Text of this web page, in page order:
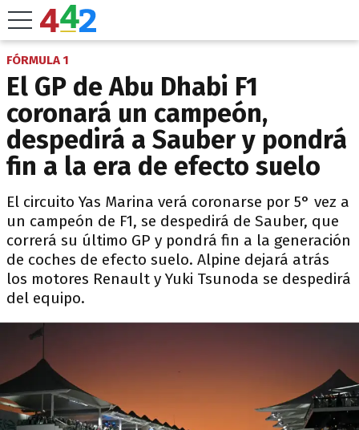
FÓRMULA 1
El GP de Abu Dhabi F1
coronará un campeón,
despedirá a Sauber y pondrá
fin a la era de efecto suelo
El circuito Yas Marina verá coronarse por 5° vez a
un campeón de F1, se despedirá de Sauber, que
correrá su último GP y pondrá fin a la generación
de coches de efecto suelo. Alpine dejará atrás
los motores Renault y Yuki Tsunoda se despedirá
del equipo.